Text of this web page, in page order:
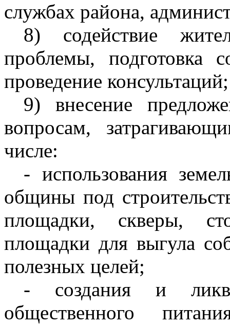
службах района,
8) содействие
проблемы, подготовка
проведение консультаций;
9) внесение
вопросам,
числе:
- использования
общины под
площадки, скверы,
площадки для выгула
полезных целей;
- создания и
общественного